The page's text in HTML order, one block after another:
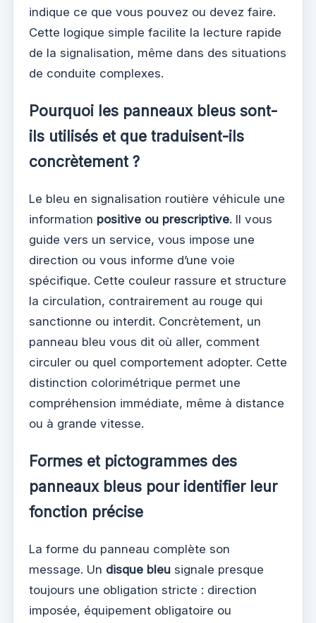
indique ce que vous pouvez ou devez faire.
Cette logique simple facilite la lecture rapide
de la signalisation, même dans des situations
de conduite complexes.
Pourquoi les panneaux bleus sont-
ils utilisés et que traduisent-ils
concrètement ?
Le bleu en signalisation routière véhicule une
information positive ou prescriptive. Il vous
guide vers un service, vous impose une
direction ou vous informe d’une voie
spécifique. Cette couleur rassure et structure
la circulation, contrairement au rouge qui
sanctionne ou interdit. Concrètement, un
panneau bleu vous dit où aller, comment
circuler ou quel comportement adopter. Cette
distinction colorimétrique permet une
compréhension immédiate, même à distance
ou à grande vitesse.
Formes et pictogrammes des
panneaux bleus pour identifier leur
fonction précise
La forme du panneau complète son
message. Un disque bleu signale presque
toujours une obligation stricte : direction
imposée, équipement obligatoire ou